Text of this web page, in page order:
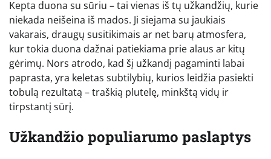
Kepta duona su sūriu – tai vienas iš tų užkandžių, kurie
niekada neišeina iš mados. Ji siejama su jaukiais
vakarais, draugų susitikimais ar net barų atmosfera,
kur tokia duona dažnai patiekiama prie alaus ar kitų
gėrimų. Nors atrodo, kad šį užkandį pagaminti labai
paprasta, yra keletas subtilybių, kurios leidžia pasiekti
tobulą rezultatą – traškią plutelę, minkštą vidų ir
tirpstantį sūrį.
Užkandžio populiarumo paslaptys